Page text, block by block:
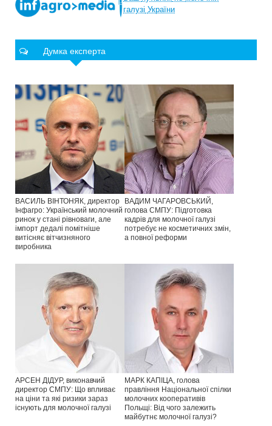
галузі України
Думка експерта
ВАСИЛЬ ВІНТОНЯК, директор
Інфагро: Український молочний
ринок у стані рівноваги, але
імпорт дедалі помітніше
витісняє вітчизняного
виробника
ВАДИМ ЧАГАРОВСЬКИЙ,
голова СМПУ: Підготовка
кадрів для молочної галузі
потребує не косметичних змін,
а повної реформи
АРСЕН ДІДУР, виконавчий
директор СМПУ: Що впливає
на ціни та які ризики зараз
існують для молочної галузі
МАРК КАПІЦА, голова
правління Національної спілки
молочних кооперативів
Польщі: Від чого залежить
майбутнє молочної галузі?